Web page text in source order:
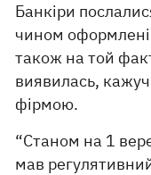
Банкіри
чином оформлені
також на той
виявилась,
фірмою.
“Станом на 1
мав